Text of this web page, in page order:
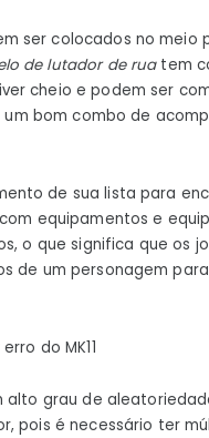
ser colocados no
de lutador de ruatem
cheio e podem ser
bom combo de
de sua lista para
equipamentos e
o que significa que os
de um personagem
do MK11
grau de
pois é necessário ter